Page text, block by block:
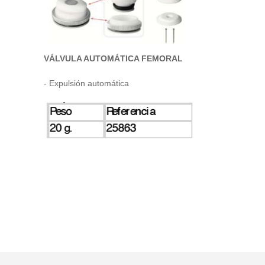
VÁLVULA AUTOMÁTICA FEMORAL
- Expulsión automática